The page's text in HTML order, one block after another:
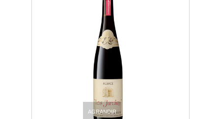
AGRANDIR